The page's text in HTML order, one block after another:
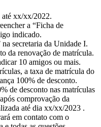
xx/xx/2022.
a “Ficha de
indicado.
secretaria da Unidade I.
da renovação de matrícula.
10 amigos ou mais.
a taxa de matrícula do
100% de desconto.
de desconto nas matrículas
comprovação da
até dia xx/xx/2023 .
em contato com o